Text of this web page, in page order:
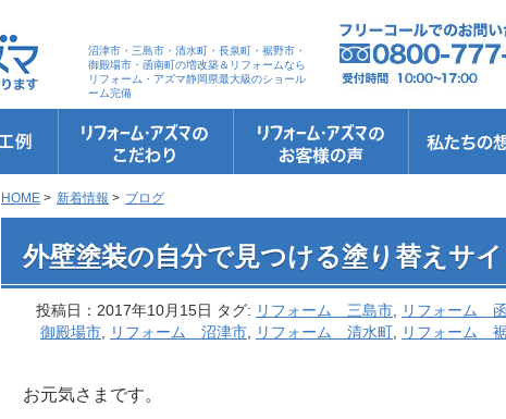
沼津市・三島市・清水町・長泉町・裾野市・
御殿場市・函南町の増改築＆リフォームなら
リフォーム・アズマ静岡県最大級のショール
ーム完備
リフォーム・アズマのこだわり
お客さまへの5つのお約束
リフォームの流れ
リフォームQ&A
安心保証
リフォームローン相談
HOME > 新着情報 > ブログ
> 外壁塗装の自分で見つける塗り替えサイン！！
外壁塗装の自分で見つける塗り替えサイ
投稿日：2017年10月15日 タグ: リフォーム 三島市 リフォーム
御殿場市
リフォーム 沼津市 リフォーム 清水町 リフォーム
お元気さまです。